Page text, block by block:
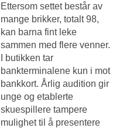
Ettersom settet består av
mange brikker, totalt 98,
kan barna fint leke
sammen med flere venner.
I butikken tar
bankterminalene kun i mot
bankkort. Årlig audition gir
unge og etablerte
skuespillere tampere
mulighet til å presentere